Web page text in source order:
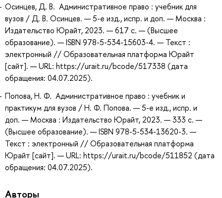
Осинцев, Д. В. Административное право : учебник для
вузов / Д. В. Осинцев. — 5-е изд., испр. и доп. — Москва :
Издательство Юрайт, 2023. — 617 с. — (Высшее
образование). — ISBN 978-5-534-15603-4. — Текст :
электронный // Образовательная платформа Юрайт
[сайт]. — URL: https://urait.ru/bcode/517338 (дата
обращения: 04.07.2025).
Попова, Н. Ф. Административное право : учебник и
практикум для вузов / Н. Ф. Попова. — 5-е изд., испр. и
доп. — Москва : Издательство Юрайт, 2023. — 333 с. —
(Высшее образование). — ISBN 978-5-534-13620-3. —
Текст : электронный // Образовательная платформа
Юрайт [сайт]. — URL: https://urait.ru/bcode/511852 (дата
обращения: 04.07.2025).
Авторы